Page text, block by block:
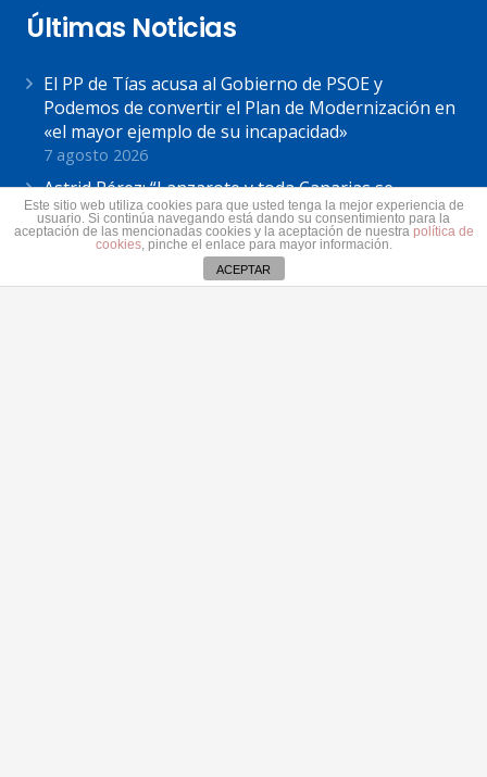
Últimas Noticias
El PP de Tías acusa al Gobierno de PSOE y
Podemos de convertir el Plan de Modernización en
«el mayor ejemplo de su incapacidad»
7 agosto 2026
Astrid Pérez: “Lanzarote y toda Canarias se
solidariza con Ceuta: España no puede seguir sin
una política migratoria de Estado”
El PP de Tías denuncia que el PSOE sigue adelante
Este sitio web utiliza cookies para que usted tenga la mejor experiencia de
usuario. Si continúa navegando está dando su consentimiento para la
aceptación de las mencionadas cookies y la aceptación de nuestra política de
cookies, pinche el enlace para mayor información.
ACEPTAR